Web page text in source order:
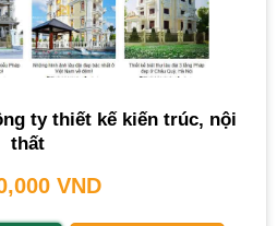
ty thiết kế kiến trúc, nội
thất
VND